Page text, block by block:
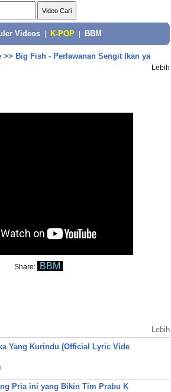
Videos K-POP BBM
>> Big Fish - Perlawanan Sengit Ikan ya
Lebih
Share: BBM
Lebih
Yang Kurindu (Official Lyric Vide
Pria ini yang Bikin Tim Prabu K